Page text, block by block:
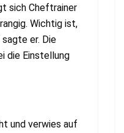
sich Cheftrainer
Wichtig ist,
er. Die
die Einstellung
und verwies auf